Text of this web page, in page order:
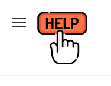
содержанию